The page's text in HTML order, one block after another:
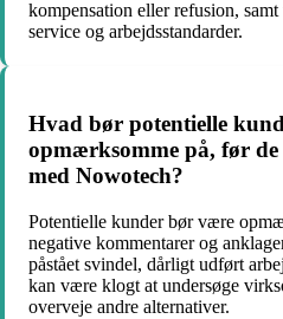
kompensation eller refusion,
service og arbejdsstandarder.
Hvad bør potentielle
opmærksomme på, før
med Nowotech?
Potentielle kunder bør være
negative kommentarer og
påstået svindel, dårligt udført
kan være klogt at undersøge
overveje andre alternativer.